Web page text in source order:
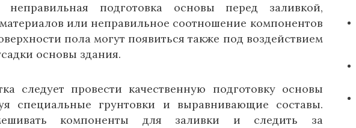
подготовка основы перед заливкой,
или неправильное соотношение компонентов
пола могут появиться также под воздействием
основы здания.
следует провести качественную подготовку основы
специальные грунтовки и выравнивающие составы.
компоненты для заливки и следить за